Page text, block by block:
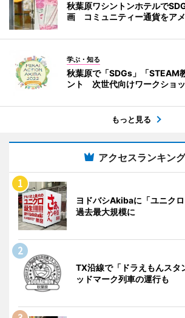
秋葉原ワシントンホテルで
画 コミュニティー通貨をア
学ぶ・知る
秋葉原で「SDGs」「STEAM
ント 次世代向けワークショ
もっと見る
アクセスランキング
ヨドバシAkibaに「ユニク
過去最大規模に
TX沿線で「ドラえもんスタ
ッドマーク列車の運行も